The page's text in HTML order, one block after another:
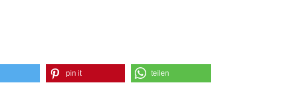
pin it teilen